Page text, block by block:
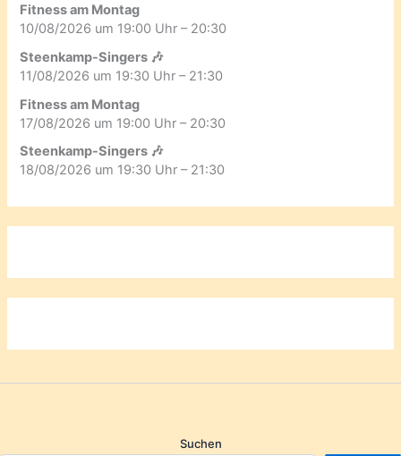
Fitness am Montag
10/08/2026 um 19:00 Uhr – 20:30
Steenkamp-Singers 🎶
11/08/2026 um 19:30 Uhr – 21:30
Fitness am Montag
17/08/2026 um 19:00 Uhr – 20:30
Steenkamp-Singers 🎶
18/08/2026 um 19:30 Uhr – 21:30
Suchen